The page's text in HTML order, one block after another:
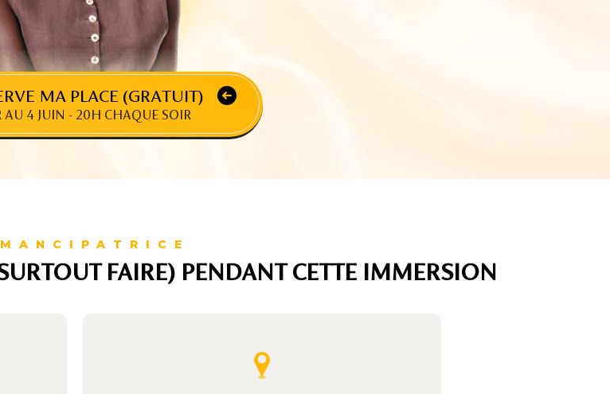
MA PLACE (GRATUIT)
AU 4 JUIN - 20H CHAQUE SOIR
FAIRE) PENDANT CETTE IMMERSION